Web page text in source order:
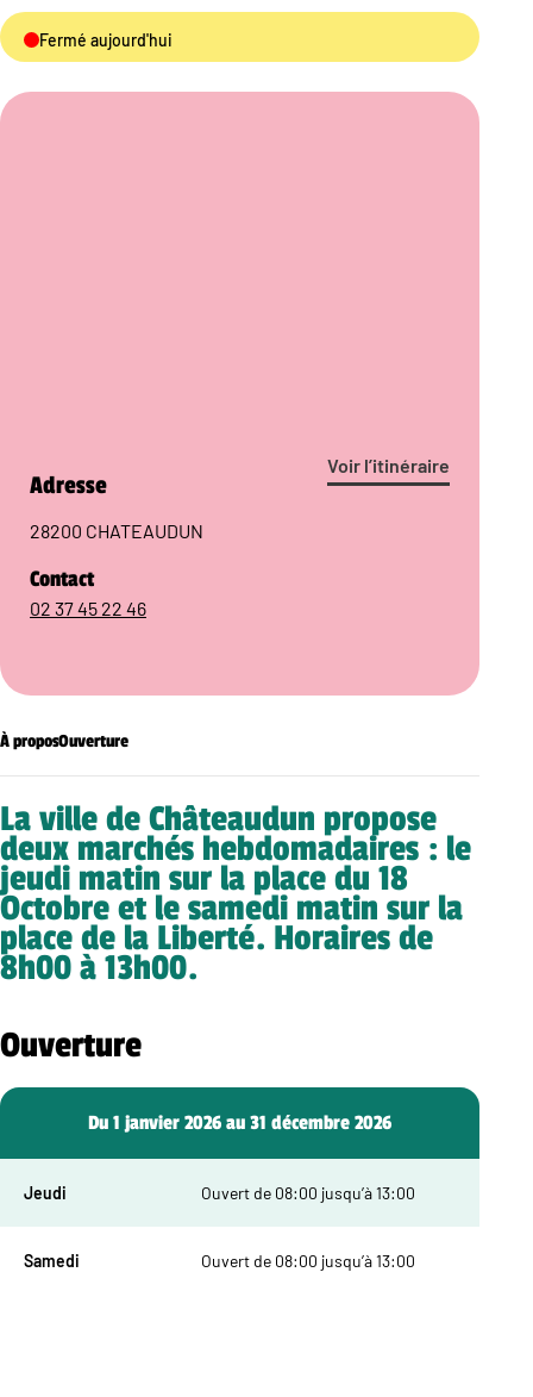
Fermé aujourd'hui
Voir l’itinéraire
Adresse
28200 CHATEAUDUN
Contact
02 37 45 22 46
À proposOuverture
La ville de Châteaudun propose
deux marchés hebdomadaires : le
jeudi matin sur la place du 18
Octobre et le samedi matin sur la
place de la Liberté. Horaires de
8h00 à 13h00.
Ouverture
Du 1 janvier 2026 au 31 décembre 2026
Jeudi Ouvert de 08:00 jusqu’à 13:00
Samedi Ouvert de 08:00 jusqu’à 13:00